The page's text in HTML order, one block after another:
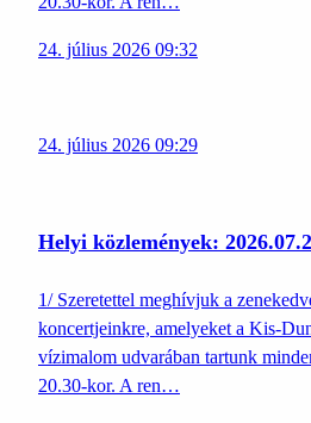
24. július 2026 09:32
24. július 2026 09:29
Helyi közlemények:
1/ Szeretettel meghívjuk a
koncertjeinkre, amelyeket a Kis-
vízimalom udvarában tartunk
20.30-kor. A ren…